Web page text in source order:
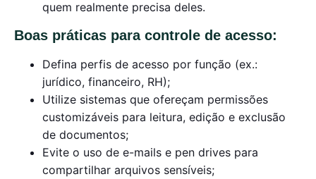
quem realmente precisa deles.
Boas práticas para controle de acesso:
Defina perfis de acesso por função (ex.:
jurídico, financeiro, RH);
Utilize sistemas que ofereçam permissões
customizáveis para leitura, edição e exclusão
de documentos;
Evite o uso de e-mails e pen drives para
compartilhar arquivos sensíveis;